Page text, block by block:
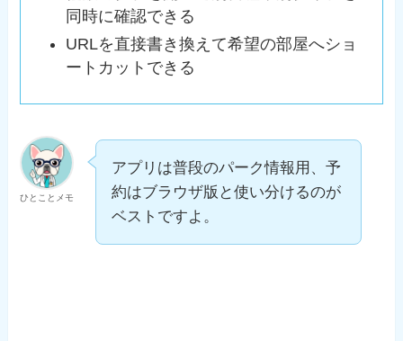
同時に確認できる
URLを直接書き換えて希望の部屋へショ
ートカットできる
ひとことメモ
アプリは普段のパーク情報用、予
約はブラウザ版と使い分けるのが
ベストですよ。